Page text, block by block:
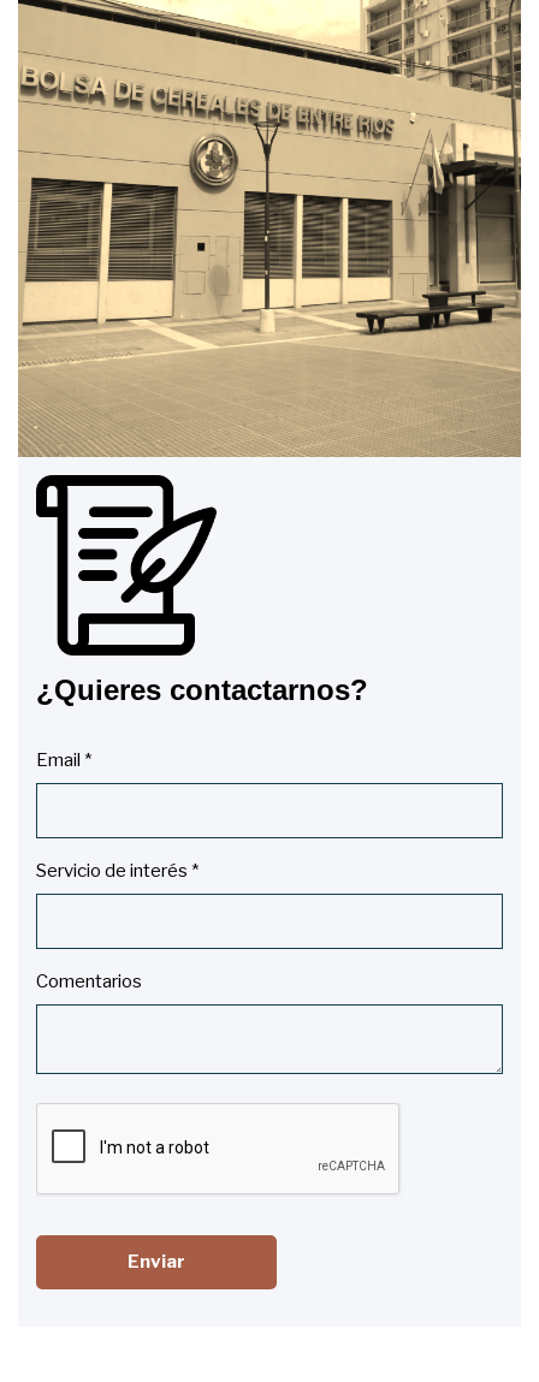
¿Quieres contactarnos?
Email *
Servicio de interés *
Comentarios
Enviar